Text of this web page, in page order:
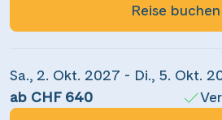
Messenger
Reise buchen
Sa., 2. Okt. 2027 - Di., 5. Okt.
ab CHF 640
youtube.com.